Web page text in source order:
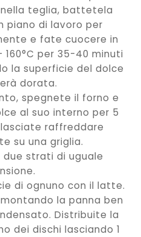
teglia, battetela
piano di lavoro per
e fate cuocere in
per 35-40 minuti
la superficie del dolce
dorata.
spegnete il forno e
al suo interno per 5
raffreddare
su una griglia.
strati di uguale
di ognuno con il latte.
la panna ben
Distribuite la
dei dischi lasciando 1